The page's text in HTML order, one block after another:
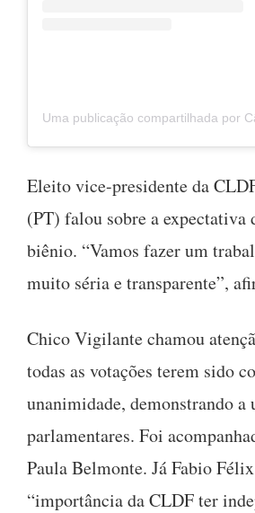
Eleito vice-presidente da
(PT) falou sobre a expectativa
biênio. “Vamos fazer um
muito séria e transparente”,
Chico Vigilante chamou
todas as votações terem sido
unanimidade, demonstrando a
parlamentares. Foi
Paula Belmonte. Já Fabio
“importância da CLDF ter